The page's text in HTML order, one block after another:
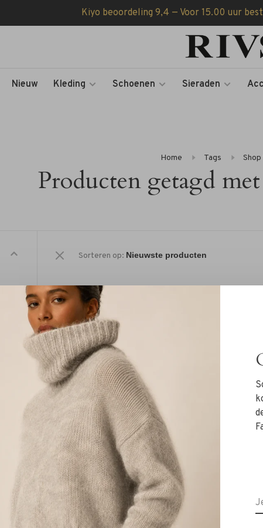
Kiyo beoordeling 9,4 — Voor 15.00 uur
Nieuw Kleding Schoenen Sieraden
Home Tags
Producten getagd
Sorteren op:
Sorteren op: